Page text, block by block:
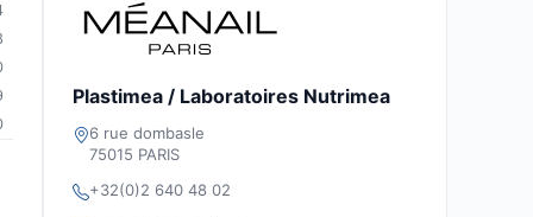
Plastimea / Laboratoires Nutrimea
6 rue dombasle
75015 PARIS
+32(0)2 640 48 02